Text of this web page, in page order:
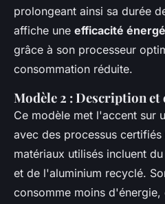
prolongeant ainsi sa durée
affiche une efficacité
grâce à son processeur
consommation réduite.
Modèle 2 : Description
Ce modèle met l'accent sur
avec des processus
matériaux utilisés incluent
et de l'aluminium recyclé.
consomme moins